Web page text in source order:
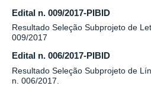
Edital n. 009/2017-PIBID
Resultado Seleção Subprojeto de
009/2017
Edital n. 006/2017-PIBID
Resultado Seleção Subprojeto de
n. 006/2017.